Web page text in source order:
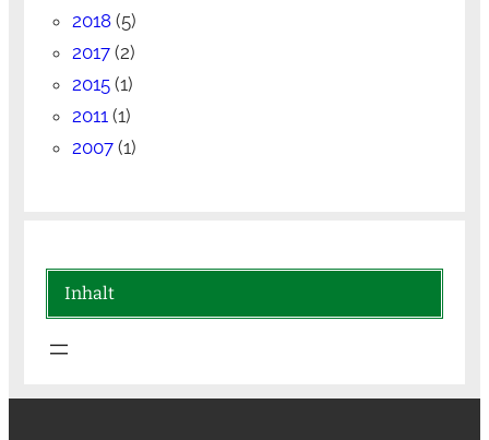
2018(5)
2017(2)
2015(1)
2011 (1)
2007(1)
Inhalt